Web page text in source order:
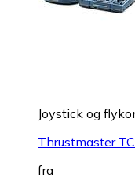
Joystick og
Thrustmaster
fra